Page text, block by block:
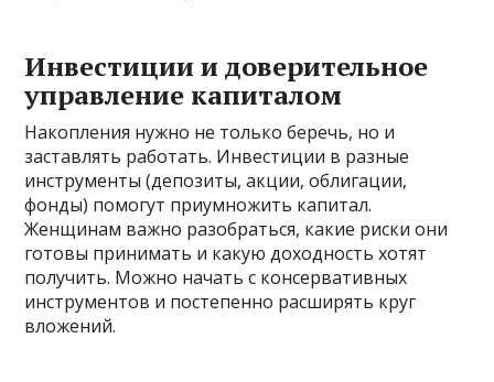
Инвестиции и доверительное
управление капиталом
Накопления нужно не только беречь, но и
заставлять работать. Инвестиции в разные
инструменты (депозиты, акции, облигации,
фонды) помогут приумножить капитал.
Женщинам важно разобраться, какие риски они
готовы принимать и какую доходность хотят
получить. Можно начать с консервативных
инструментов и постепенно расширять круг
вложений.